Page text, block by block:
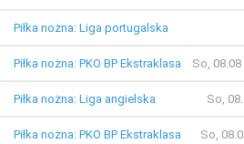
Piłka nożna: Liga portugalska
Piłka nożna: PKO BP Ekstraklasa So, 08.08
Piłka nożna: Liga angielska So,
Piłka nożna: PKO BP Ekstraklasa So,